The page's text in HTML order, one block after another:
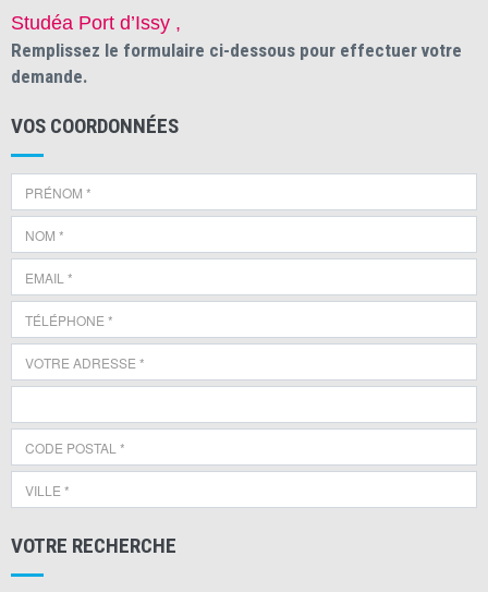
Studéa Port d’Issy ,
Remplissez le formulaire ci-dessous pour effectuer votre
demande.
VOS COORDONNÉES
VOTRE RECHERCHE